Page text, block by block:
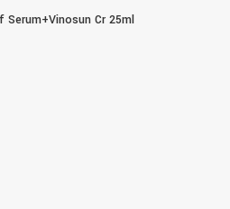
Serum+Vinosun Cr 25ml